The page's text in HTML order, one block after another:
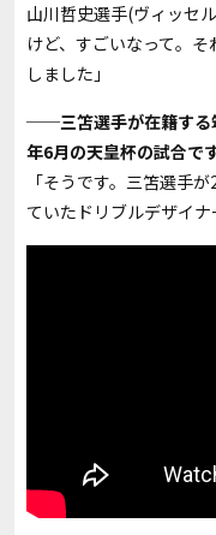
山川哲史選手(ヴィッセ
けど、すごいなって。
しました」
──三笘選手が在籍する
年6月の天皇杯の試合で
「そうです。三笘選手
ていたドリブルデザイナ